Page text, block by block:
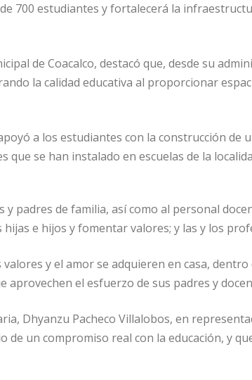
700 estudiantes y fortalecerá la
de Coacalco, destacó que, desde su
la calidad educativa al proporcionar
a los estudiantes con la construcción
que se han instalado en escuelas de la
y padres de familia, así como al personal
e hijos y fomentar valores; y las y los
y el amor se adquieren en casa,
aprovechen el esfuerzo de sus padres y
Dhyanzu Pacheco Villalobos, en
de un compromiso real con la educación, y